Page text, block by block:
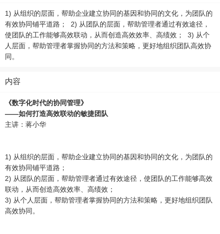
1) 从组织的层面，帮助企业建立协同的基因和协同的文化，为团队的
有效协同铺平道路； 2) 从团队的层面，帮助管理者通过有效途径，
使团队的工作能够高效联动，从而创造高效效率、高绩效； 3) 从个
人层面，帮助管理者掌握协同的方法和策略，更好地组织团队高效协
同。
内容
《数字化时代的协同管理》
——如何打造高效联动的敏捷团队
主讲：蒋小华
1) 从组织的层面，帮助企业建立协同的基因和协同的文化，为团队的
有效协同铺平道路；
2) 从团队的层面，帮助管理者通过有效途径，使团队的工作能够高效
联动，从而创造高效效率、高绩效；
3) 从个人层面，帮助管理者掌握协同的方法和策略，更好地组织团队
高效协同。